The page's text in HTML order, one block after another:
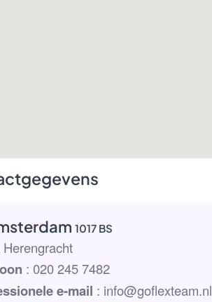
1017 BS
: 020 245 7482
e-mail : info@goflexteam.nl